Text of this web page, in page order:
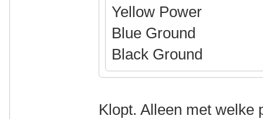
Yellow Power
Blue Ground
Black Ground
Klopt. Alleen met welke